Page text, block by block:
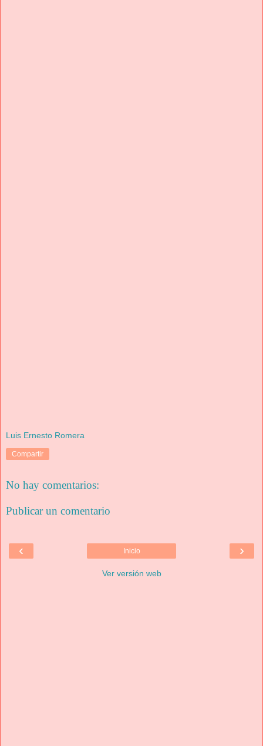
Luis Ernesto Romera
Compartir
No hay comentarios:
Publicar un comentario
‹ ›
Inicio
Ver versión web